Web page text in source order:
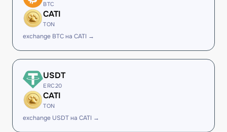
BTC
CATI
TON
exchange BTC на CATI →
USDT
ERC20
CATI
TON
exchange USDT на CATI →